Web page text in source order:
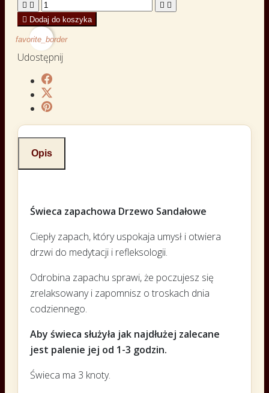
   
 Dodaj do koszyka
favorite_border
Udostępnij
Opis
Świeca zapachowa Drzewo Sandałowe
Ciepły zapach, który uspokaja umysł i otwiera
drzwi do medytacji i refleksologii.
Odrobina zapachu sprawi, że poczujesz się
zrelaksowany i zapomnisz o troskach dnia
codziennego.
Aby świeca służyła jak najdłużej zalecane
jest palenie jej od 1-3 godzin.
Świeca ma 3 knoty.